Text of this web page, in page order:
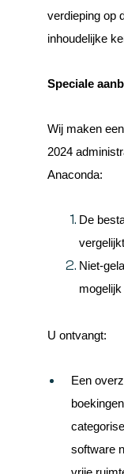
verdieping op
inhoudelijke
Speciale
Wij maken
2024
Anaconda:
De
Niet-
U ontvangt:
Een
software